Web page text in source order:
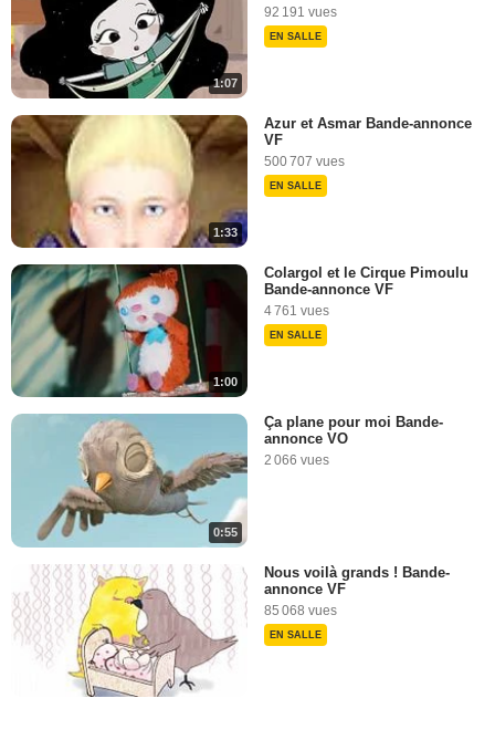
1:07
92 191 vues
EN SALLE
1:33
Azur et Asmar Bande-annonce
VF
500 707 vues
EN SALLE
1:00
Colargol et le Cirque Pimoulu
Bande-annonce VF
4 761 vues
EN SALLE
0:55
Ça plane pour moi Bande-
annonce VO
2 066 vues
Nous voilà grands ! Bande-
annonce VF
85 068 vues
EN SALLE